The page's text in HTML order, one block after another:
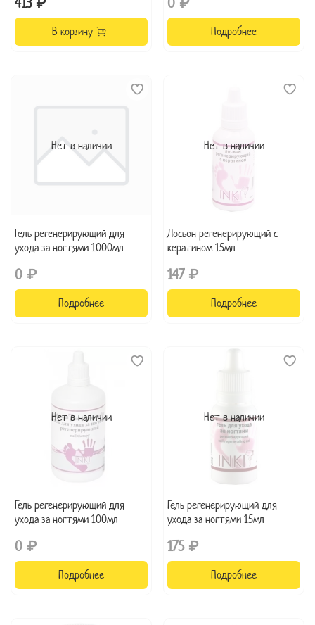
В корзину Подробнее
Нет в наличии
Гель регенерирующий для
ухода за ногтями 1000мл
0 ₽
Подробнее
Нет в наличии
Лосьон регенерирующий с
кератином 15мл
147 ₽
Подробнее
Нет в наличии
Гель регенерирующий для
ухода за ногтями 100мл
0 ₽
Подробнее
Нет в наличии
Гель регенерирующий для
ухода за ногтями 15мл
175 ₽
Подробнее